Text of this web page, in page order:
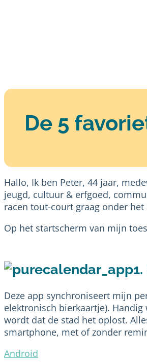
De 5
Hallo, Ik ben Peter, 44 jaar,
jeugd, cultuur & erfgoed,
racen tout-court graag onder
Op het startscherm van mijn
Deze app synchroniseert mijn
elektronisch bierkaartje).
wordt dat de stad het oplost.
smartphone, met of zonder
Android